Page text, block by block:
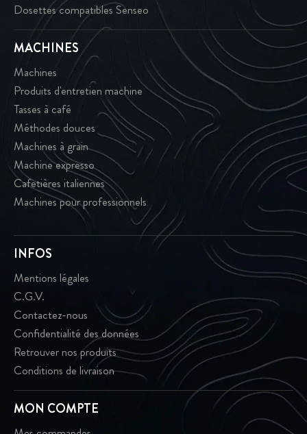
Dosettes compatibles Senseo
MACHINES
Machines
Produits d'entretien machine
Tasses à café
Méthodes douces
Machines à grain
Machine expresso
Cafetières italiennes
Machines pour professionnels
INFOS
Mentions légales
C.G.V.
Contactez-nous
Confidentialité des données
Retrouver nos produits
Conditions de livraison
MON COMPTE